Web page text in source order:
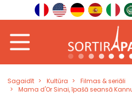
Sagaidīt Kultūra
Filmas & seriāli
Mama d'Or Sinai, īpašā seansā